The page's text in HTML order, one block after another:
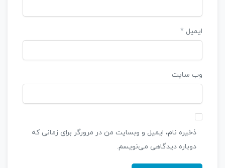
ایمیل *
وب‌ سایت
ذخیره نام، ایمیل و وبسایت من در مرورگر برای زمانی که
دوباره دیدگاهی می‌نویسم.